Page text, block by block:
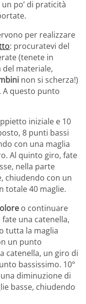
po’ di praticità
per realizzare
: procuratevi del
(tenete in
del materiale,
non si scherza!)
questo punto
iniziale e 10
8 punti bassi
con una maglia
Al quinto giro, fate
nella parte
chiudendo con un
totale 40 maglie.
o continuare
una catenella,
tutta la maglia
un punto
catenella, un giro di
bassissimo. 10°
diminuzione di
basse, chiudendo